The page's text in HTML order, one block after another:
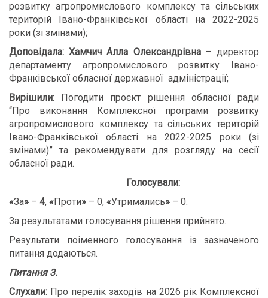
розвитку агропромислового комплексу та сільських
територій Івано-Франківської області на 2022-2025
роки (зі змінами);
Доповідала: Хамчич Алла Олександрівна– директор
департаменту агропромислового розвитку Івано-
Франківської обласної державної адміністрації;
Вирішили: Погодити проєкт рішення обласної ради
“Про виконання Комплексної програми розвитку
агропромислового комплексу та сільських територій
Івано-Франківської області на 2022-2025 роки (зі
змінами)” та рекомендувати для розгляду на сесії
обласної ради.
Голосували:
«За» – 4, «Проти» – 0, «Утримались» – 0.
За результатами голосування рішення прийнято.
Результати поіменного голосування із зазначеного
питання додаються.
Питання 3.
Слухали: Про перелік заходів на 2026 рік Комплексної